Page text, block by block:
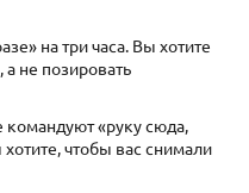
на три часа. Вы хотите
не позировать
«руку сюда,
чтобы вас снимали